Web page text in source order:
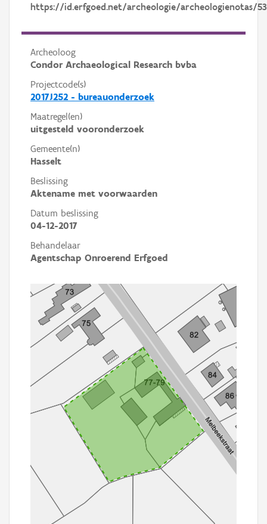
https://id.erfgoed.net/archeologie/archeologienotas/
Archeoloog
Condor Archaeological Research bvba
Projectcode(s)
2017J252 - bureauonderzoek
Maatregel(en)
uitgesteld vooronderzoek
Gemeente(n)
Hasselt
Beslissing
Aktename met voorwaarden
Datum beslissing
04-12-2017
Behandelaar
Agentschap Onroerend Erfgoed